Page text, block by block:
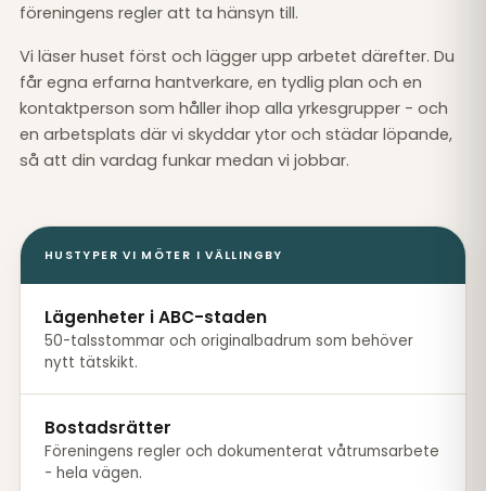
föreningens regler att ta hänsyn till.
Vi läser huset först och lägger upp arbetet därefter. Du
får egna erfarna hantverkare, en tydlig plan och en
kontaktperson som håller ihop alla yrkesgrupper - och
en arbetsplats där vi skyddar ytor och städar löpande,
så att din vardag funkar medan vi jobbar.
HUSTYPER VI MÖTER I VÄLLINGBY
Lägenheter i ABC-staden
50-talsstommar och originalbadrum som behöver
nytt tätskikt.
Bostadsrätter
Föreningens regler och dokumenterat våtrumsarbete
- hela vägen.